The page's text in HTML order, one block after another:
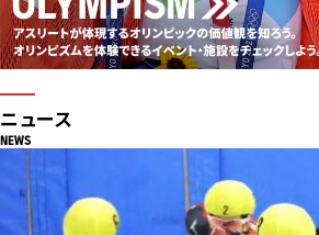
ニュース
NEWS